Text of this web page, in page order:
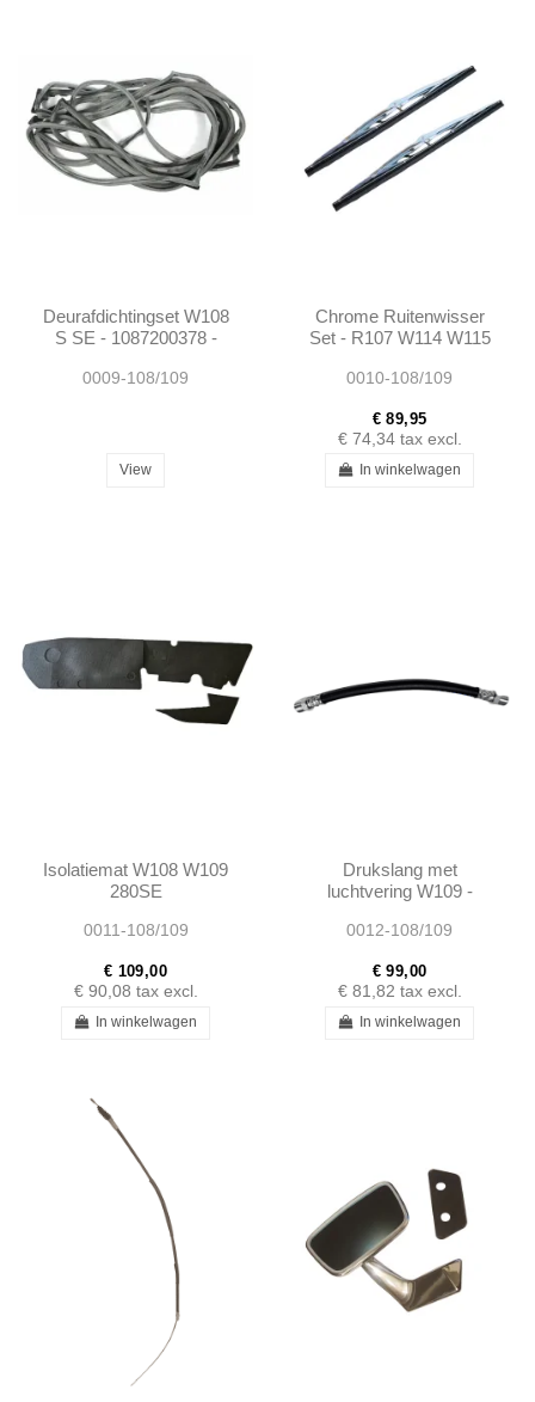
Deurafdichtingset W108
S SE - 1087200378 -
-1087300578 -
0009-108/109
View
Chrome Ruitenwisser
Set - R107 W114 W115
40cm
0010-108/109
€ 89,95
€ 74,34 tax excl.
In winkelwagen
Isolatiemat W108 W109
280SE
0011-108/109
€ 109,00
€ 90,08 tax excl.
In winkelwagen
Drukslang met
luchtvering W109 -
A1099971782
0012-108/109
€ 99,00
€ 81,82 tax excl.
In winkelwagen